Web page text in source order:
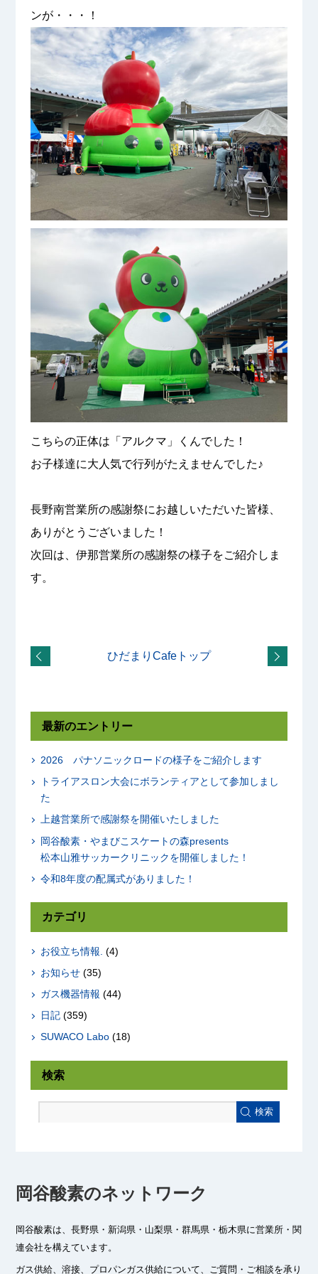
ンが・・・！
こちらの正体は「アルクマ」くんでした！
お子様達に大人気で行列がたえませんでした♪
長野南営業所の感謝祭にお越しいただいた皆様、
ありがとうございました！
次回は、伊那営業所の感謝祭の様子をご紹介しま
す。
ひだまりCafeトップ
最新のエントリー
2026 パナソニックロードの様子をご紹介します
トライアスロン大会にボランティアとして参加しまし
た
上越営業所で感謝祭を開催いたしました
岡谷酸素・やまびこスケートの森presents
松本山雅サッカークリニックを開催しました！
令和8年度の配属式がありました！
カテゴリ
お役立ち情報. (4)
お知らせ(35)
ガス機器情報 (44)
日記(359)
SUWACO Labo(18)
検索
検索
岡谷酸素のネットワーク
岡谷酸素は、長野県・新潟県・山梨県・群馬県・栃木県に営業所・関
連会社を構えています。
ガス供給、溶接、プロパンガス供給について、ご質問・ご相談を承り